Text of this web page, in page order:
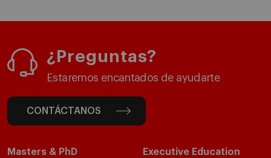
¿Preguntas?
Estaremos encantados de ayudarte
CONTÁCTANOS
Masters & PhD Executive Education